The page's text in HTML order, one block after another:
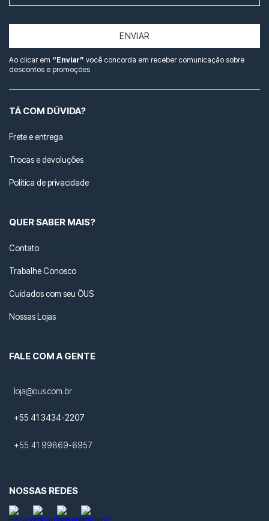
ENVIAR
Ao clicar em “Enviar” você concorda em receber comunicação sobre
descontos e promoções
TÁ COM DÚVIDA?
Frete e entrega
Trocas e devoluções
Política de privacidade
QUER SABER MAIS?
Contato
Trabalhe Conosco
Cuidados com seu ÖUS
Nossas Lojas
FALE COM A GENTE
loja@ous.com.br
+55 41 3434-2207
+55 41 99869-6957
NOSSAS REDES